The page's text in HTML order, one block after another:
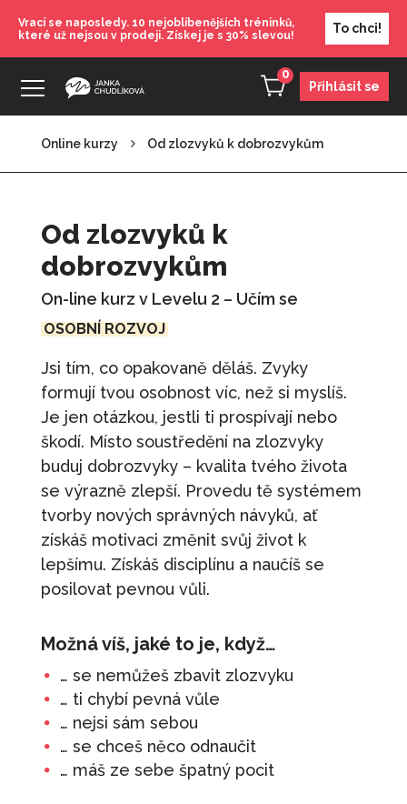
Vrací se naposledy. 10 nejoblíbenějších tréninků,
které už nejsou v prodeji. Získej je s 30% slevou!
To chci!
0
Přihlásit se
Online kurzy Od zlozvyků k dobrozvykům
Od zlozvyků k
dobrozvykům
On-line kurz v Levelu 2 – Učím se
OSOBNÍ ROZVOJ
Jsi tím, co opakovaně děláš. Zvyky
formují tvou osobnost víc, než si myslíš.
Je jen otázkou, jestli ti prospívají nebo
škodí. Místo soustředění na zlozvyky
buduj dobrozvyky – kvalita tvého života
se výrazně zlepší. Provedu tě systémem
tvorby nových správných návyků, ať
získáš motivaci změnit svůj život k
lepšímu. Získáš disciplínu a naučíš se
posilovat pevnou vůli.
Možná víš, jaké to je, když…
… se nemůžeš zbavit zlozvyku
… ti chybí pevná vůle
… nejsi sám sebou
… se chceš něco odnaučit
… máš ze sebe špatný pocit
Motivace ke změnám
Kč
Vztahové rituály
1 100 Kč + PŘIDAT
Dárkový voucher - 1000
1 000
Kč
Trénink: Květen - Jak se mít rád/ráda v
každém věku
490Kč
Motivace ke změnám
490Kč